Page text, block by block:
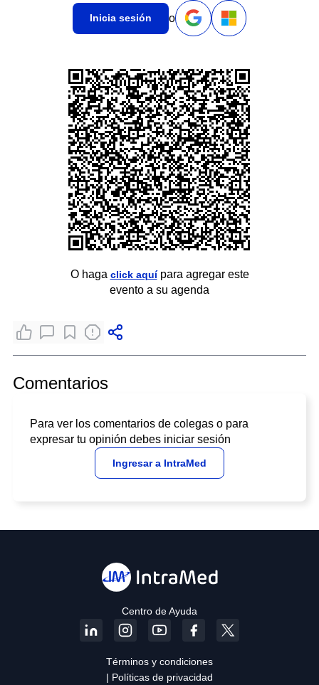
Inicia sesión o
O haga click aquípara agregar este
evento a su agenda
Comentarios
Para ver los comentarios de colegas o para
expresar tu opinión debes iniciar sesión
Ingresar a IntraMed
Centro de Ayuda
Términos y condiciones
| Políticas de privacidad